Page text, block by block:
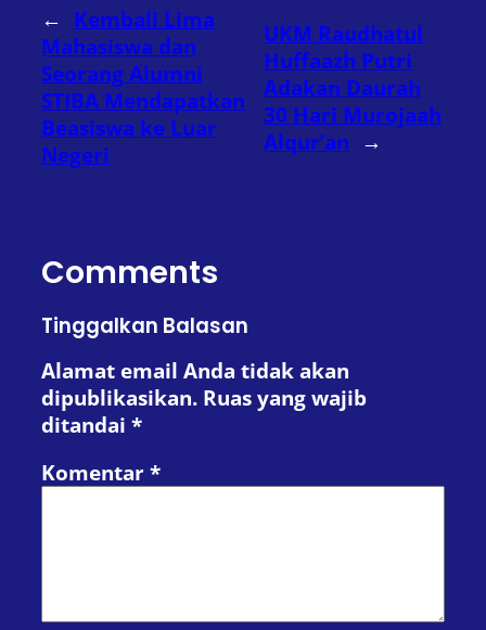
← Kembali Lima
Mahasiswa dan
Seorang Alumni
STIBA Mendapatkan
Beasiswa ke Luar
Negeri
UKM Raudhatul
Huffaazh Putri
Adakan Daurah
30 Hari Murojaah
Alqur’an →
Comments
Tinggalkan Balasan
Alamat email Anda tidak akan
dipublikasikan. Ruas yang wajib
ditandai *
Komentar *